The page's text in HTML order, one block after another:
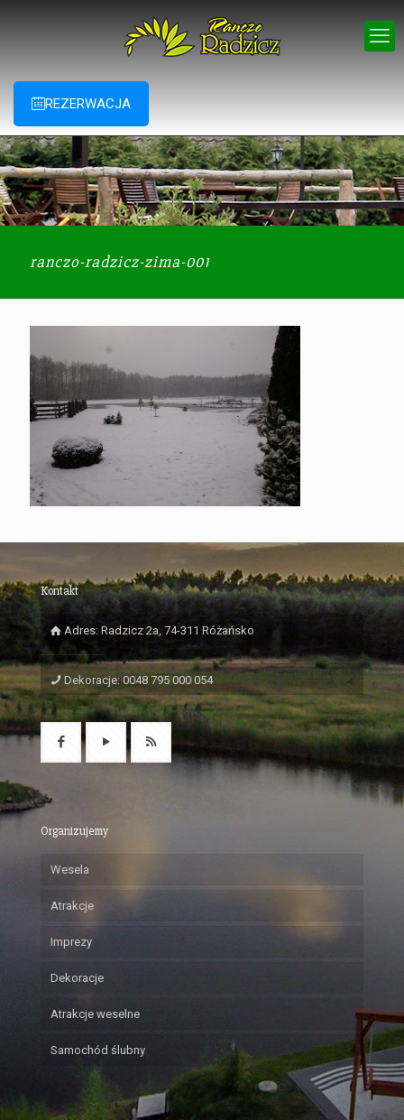
REZERWACJA
ranczo-radzicz-zima-001
Kontakt
Adres: Radzicz 2a, 74-311 Różańsko
Dekoracje: 0048 795 000 054
Organizujemy
Wesela
Atrakcje
Imprezy
Dekoracje
Atrakcje weselne
Samochód ślubny